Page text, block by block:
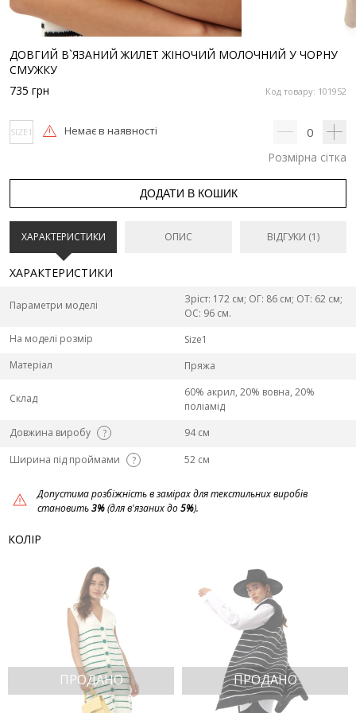
ДОВГИЙ В`ЯЗАНИЙ ЖИЛЕТ ЖІНОЧИЙ МОЛОЧНИЙ У ЧОРНУ
СМУЖКУ
Код товару: 101952
735 грн
SIZE1 Немає в наявності 0
Розмірна сітка
ДОДАТИ В КОШИК
ХАРАКТЕРИСТИКИ ОПИС ВІДГУКИ (1)
ХАРАКТЕРИСТИКИ
Параметри моделі
Зріст: 172 см; ОГ: 86 см; ОТ: 62 см;
ОС: 96 см.
На моделі розмір
Size1
Матеріал
Пряжа
Склад
60% акрил, 20% вовна, 20%
поліамід
Довжина виробу
?
94 см
Ширина під проймами
? 52 см
Допустима розбіжність в замірах для текстильних виробів
становить3%(для в'язаних до5%).
КОЛІР
ПРОДАНО ПРОДАНО